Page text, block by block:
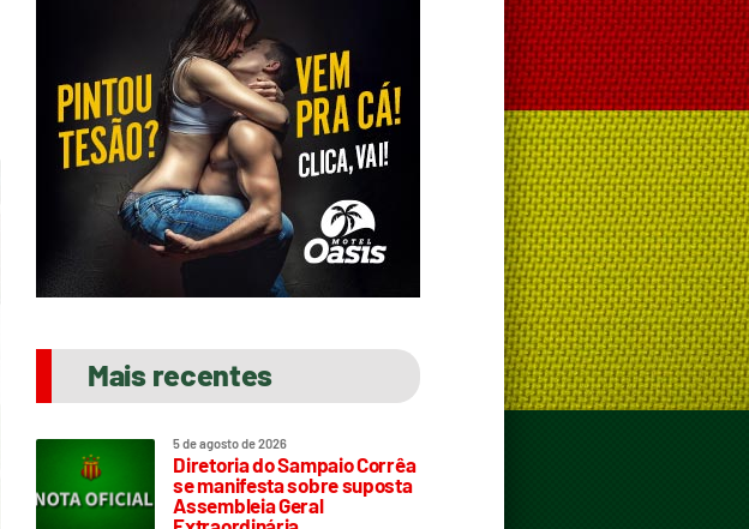
Mais recentes
5 de agosto de 2026
Diretoria do Sampaio Corrêa
se manifesta sobre suposta
Assembleia Geral